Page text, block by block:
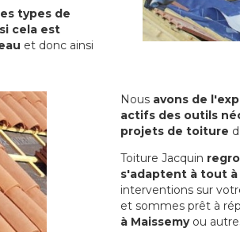
types de
cela est
et donc ainsi
Nous avons de
actifs des outils
projets de toiture
Toiture Jacquin
s'adaptent à tout
interventions sur
et sommes prêt à
à Maissemyou